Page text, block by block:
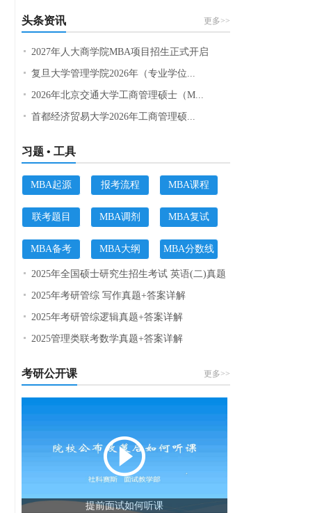
头条资讯 更多>>
2027年人大商学院MBA项目招生正式开启
复旦大学管理学院2026年（专业学位...
2026年北京交通大学工商管理硕士（M...
首都经济贸易大学2026年工商管理硕...
习题 • 工具
MBA起源 报考流程 MBA课程
联考题目 MBA调剂 MBA复试
MBA备考 MBA大纲 MBA分数线
2025年全国硕士研究生招生考试 英语(二)真题
2025年考研管综 写作真题+答案详解
2025年考研管综逻辑真题+答案详解
2025管理类联考数学真题+答案详解
考研公开课 更多>>
提前面试如何听课